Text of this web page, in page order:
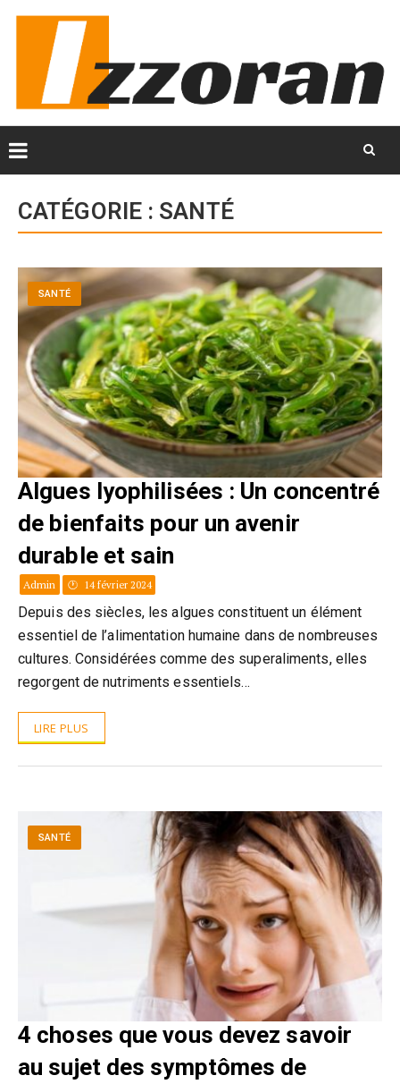
content
CATÉGORIE : SANTÉ
SANTÉ
Algues lyophilisées : Un concentré
de bienfaits pour un avenir
durable et sain
Admin 14 février 2024
Depuis des siècles, les algues constituent un élément
essentiel de l’alimentation humaine dans de nombreuses
cultures. Considérées comme des superaliments, elles
regorgent de nutriments essentiels…
LIRE PLUS
SANTÉ
4 choses que vous devez savoir
au sujet des symptômes de